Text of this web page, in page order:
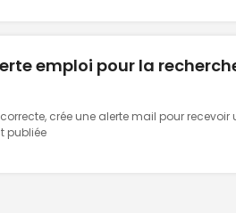
emploi pour la
crée une alerte mail pour
publiée